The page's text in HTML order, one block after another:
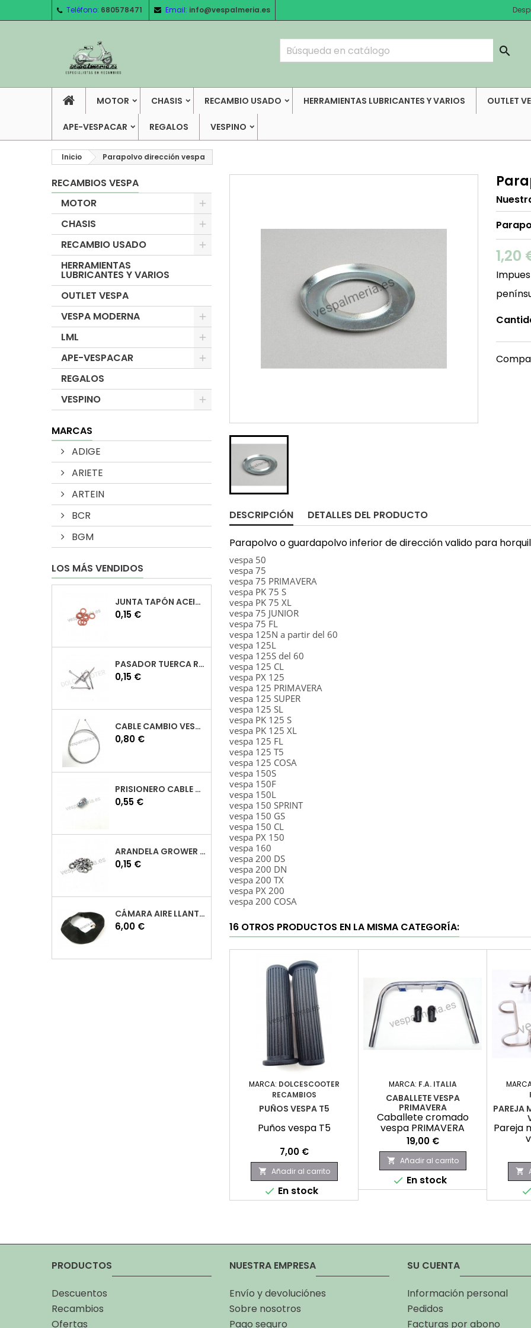
Teléfono: 680578471 Email: info@vespalmeria.es

MOTOR CHASIS RECAMBIO USADO HERRAMIENTAS LUBRICANTES Y VARIOS OUTLET
APE-VESPACAR REGALOS VESPINO
Inicio Parapolvo dirección vespa
RECAMBIOS VESPA
MOTOR
CHASIS
RECAMBIO USADO
HERRAMIENTAS
LUBRICANTES Y VARIOS
OUTLET VESPA
VESPA MODERNA
LML
APE-VESPACAR
REGALOS
VESPINO
MARCAS
ADIGE
ARIETE
ARTEIN
BCR
BGM
LOS MÁS VENDIDOS
JUNTA TAPÓN ACEITE VESPA
Precio
0,15 €
PASADOR TUERCA RUEDA VESPA
Precio
0,15 €
CABLE CAMBIO VESPA
Precio
0,80 €
PRISIONERO CABLE CAMBIO VESPA
Precio
0,55 €
ARANDELA GROWER M7 INOX VESPA
Precio
0,15 €
CÁMARA AIRE LLANTA 10 VESPA
Precio
6,00 €
1,20
DESCRIPCIÓN DETALLES DEL PRODUCTO
Parapolvo o guardapolvo inferior de dirección valido para
vespa 50
vespa 75
vespa 75 PRIMAVERA
vespa PK 75 S
vespa PK 75 XL
vespa 75 JUNIOR
vespa 75 FL
vespa 125N a partir del 60
vespa 125L
vespa 125S del 60
vespa 125 CL
vespa PX 125
vespa 125 PRIMAVERA
vespa 125 SUPER
vespa 125 SL
vespa PK 125 S
vespa PK 125 XL
vespa 125 FL
vespa 125 T5
vespa 125 COSA
vespa 150S
vespa 150F
vespa 150L
vespa 150 SPRINT
vespa 150 GS
vespa 150 CL
vespa PX 150
vespa 160
vespa 200 DS
vespa 200 DN
vespa 200 TX
vespa PX 200
vespa 200 COSA
16 OTROS PRODUCTOS EN LA MISMA CATEGORÍA:
MARCA: DOLCESCOOTER
RECAMBIOS
PUÑOS VESPA T5
Puños vespa T5
Precio
7,00 €
 Añadir al carrito
 En stock
MARCA: F.A. ITALIA
CABALLETE VESPA
PRIMAVERA
Caballete cromado
vespa PRIMAVERA
Precio
19,00 €
 Añadir al carrito
 En stock
PAREJA
Pareja

PRODUCTOS
Descuentos
Recambios
Ofertas
NUESTRA EMPRESA
Envío y devoluciónes
Sobre nosotros
Pago seguro
SU CUENTA
Información personal
Pedidos
Facturas por abono